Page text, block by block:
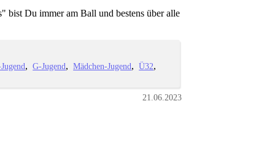
Du immer am Ball und bestens über alle
G-Jugend Mädchen-Jugend Ü32
21.06.2023